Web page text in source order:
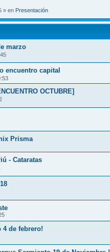
» en Presentación
marzo
encuentro capital
OCTUBRE]
Prisma
- Cataratas
4 de febrero!